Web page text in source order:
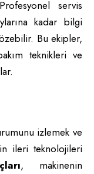
servis
kadar bilgi
Bu ekipler,
teknikleri ve
izlemek ve
ileri teknolojileri
, makinenin